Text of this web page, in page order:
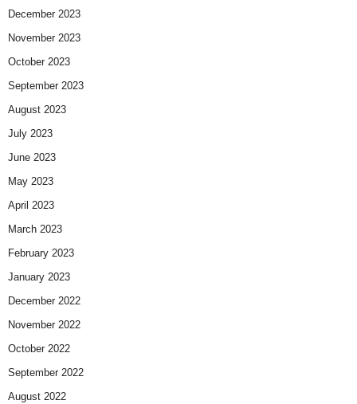
December 2023
November 2023
October 2023
September 2023
August 2023
July 2023
June 2023
May 2023
April 2023
March 2023
February 2023
January 2023
December 2022
November 2022
October 2022
September 2022
August 2022